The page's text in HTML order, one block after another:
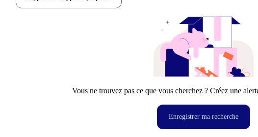
Vous ne trouvez pas ce que vous cherchez ? Créez une
Enregistrer ma recherche